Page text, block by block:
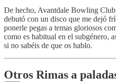
De hecho, Avantdale Bowling
debutó con un disco que me dejó
ponerle pegas a temas gloriosos
como es habitual en el subgénero,
si no sabéis de que os hablo.
Otros Rimas a